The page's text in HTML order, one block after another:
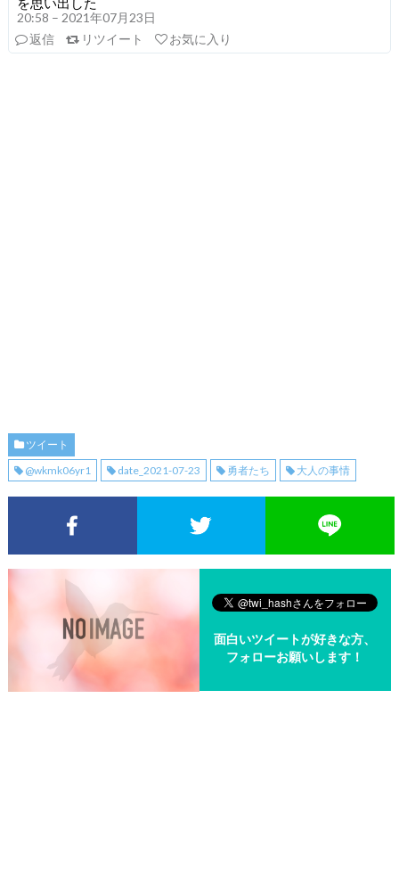
20:58 – 2021年07月23日
返信
リツイート お気に入り
ツイート
@wkmk06yr1
date_2021-07-23 勇者たち 大人の事情
Facebookでシェア Twitterでシェア
面白いツイートが好きな方、
フォローお願いします！